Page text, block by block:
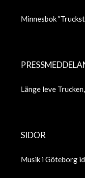
Minnesbok
Länge leve
SIDOR
Musik i Göteborg